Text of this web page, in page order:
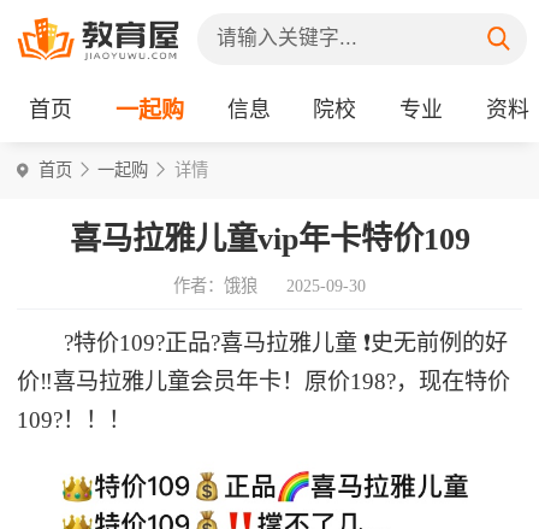
首页 一起购 信息 院校 专业 资料
首页 一起购 详情
喜马拉雅儿童vip年卡特价109
作者：饿狼 2025-09-30
?特价109?正品?喜马拉雅儿童 ❗史无前例的好
价‼️喜马拉雅儿童会员年卡！原价198?，现在特价
109?！！！